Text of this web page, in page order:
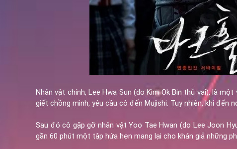
Nhân vật chính, Lee Hwa Sun (do Kim Ok Bin thủ vai), là
giết chồng mình, yêu cầu cô đến Mujishi. Tuy nhiên, khi đến
Sau đó cô gặp gỡ nhân vật Yoo Tae Hwan (do Lee Joon
gần 60 phút một tập hứa hẹn mang lại cho khán giả những